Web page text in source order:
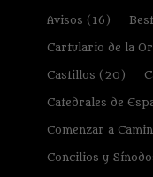
Avisos (16)
Cartulario de la
Castillos (20)
Catedrales de
Comenzar a
Concilios y